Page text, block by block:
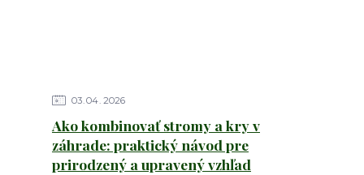
03 04 2026
Ako kombinovať stromy a kry v
záhrade: praktický návod pre
prirodzený a upravený vzhľad